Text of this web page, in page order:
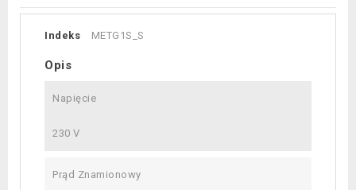
Indeks METG1S_S
Opis
Napięcie
230 V
Prąd Znamionowy